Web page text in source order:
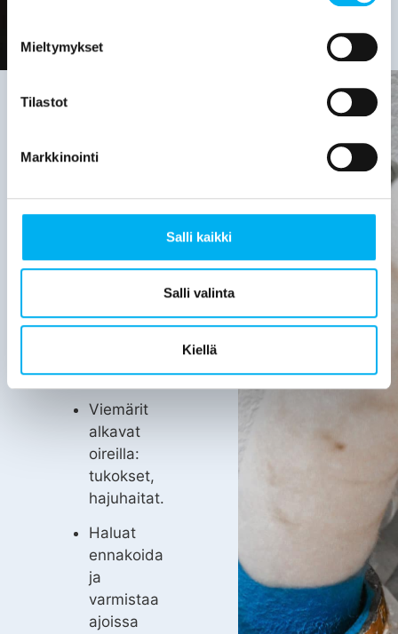
Mieltymykset
Tilastot
Markkinointi
Salli kaikki
Salli valinta
Kiellä
Viemäriremontin
hyvä
selvittää,
kun:
on yli 30
vanha.
Viemärit
alkavat
oireilla:
tukokset,
hajuhaitat.
Haluat
ennakoida
ja
varmistaa
ajoissa